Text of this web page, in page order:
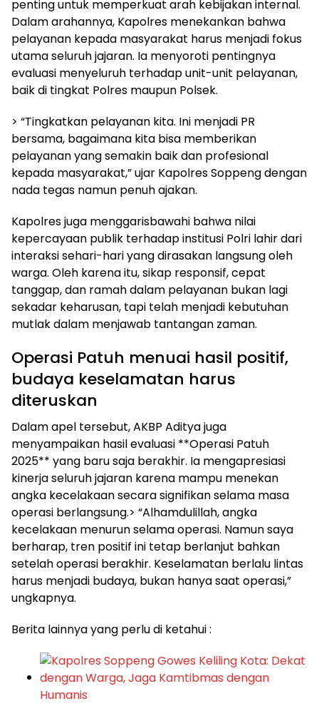
penting untuk memperkuat arah kebijakan internal.
Dalam arahannya, Kapolres menekankan bahwa
pelayanan kepada masyarakat harus menjadi fokus
utama seluruh jajaran. Ia menyoroti pentingnya
evaluasi menyeluruh terhadap unit-unit pelayanan,
baik di tingkat Polres maupun Polsek.
> “Tingkatkan pelayanan kita. Ini menjadi PR
bersama, bagaimana kita bisa memberikan
pelayanan yang semakin baik dan profesional
kepada masyarakat,” ujar Kapolres Soppeng dengan
nada tegas namun penuh ajakan.
Kapolres juga menggarisbawahi bahwa nilai
kepercayaan publik terhadap institusi Polri lahir dari
interaksi sehari-hari yang dirasakan langsung oleh
warga. Oleh karena itu, sikap responsif, cepat
tanggap, dan ramah dalam pelayanan bukan lagi
sekadar keharusan, tapi telah menjadi kebutuhan
mutlak dalam menjawab tantangan zaman.
Operasi Patuh menuai hasil positif,
budaya keselamatan harus
diteruskan
Dalam apel tersebut, AKBP Aditya juga
menyampaikan hasil evaluasi **Operasi Patuh
2025** yang baru saja berakhir. Ia mengapresiasi
kinerja seluruh jajaran karena mampu menekan
angka kecelakaan secara signifikan selama masa
operasi berlangsung.> “Alhamdulillah, angka
kecelakaan menurun selama operasi. Namun saya
berharap, tren positif ini tetap berlanjut bahkan
setelah operasi berakhir. Keselamatan berlalu lintas
harus menjadi budaya, bukan hanya saat operasi,”
ungkapnya.
Berita lainnya yang perlu di ketahui :